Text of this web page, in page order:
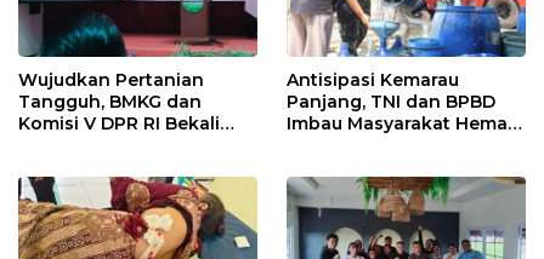
Wujudkan Pertanian
Tangguh, BMKG dan
Komisi V DPR RI Bekali
Antisipasi Kemarau
Panjang, TNI dan BPBD
Imbau Masyarakat Hemat